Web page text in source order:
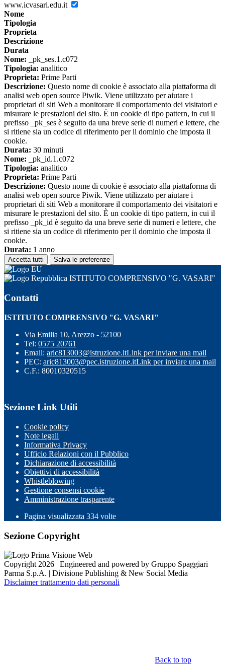
www.icvasari.edu.it
Nome
Tipologia
Proprieta
Descrizione
Durata
Nome: _pk_ses.1.c072
Tipologia: analitico
Proprieta: Prime Parti
Descrizione: Questo nome di cookie è associato alla piattaforma di
analisi web open source Piwik. Viene utilizzato per aiutare i
proprietari di siti Web a monitorare il comportamento dei visitatori e
misurare le prestazioni del sito. È un cookie di tipo pattern, in cui il
prefisso _pk_ses è seguito da una breve serie di numeri e lettere, che
si ritiene sia un codice di riferimento per il dominio che imposta il
cookie.
Durata: 30 minuti
Nome: _pk_id.1.c072
Tipologia: analitico
Proprieta: Prime Parti
Descrizione: Questo nome di cookie è associato alla piattaforma di
analisi web open source Piwik. Viene utilizzato per aiutare i
proprietari di siti Web a monitorare il comportamento dei visitatori e
misurare le prestazioni del sito. È un cookie di tipo pattern, in cui il
prefisso _pk_id è seguito da una breve serie di numeri e lettere, che
si ritiene sia un codice di riferimento per il dominio che imposta il
cookie.
Durata: 1 anno
Accetta tutti Salva le preferenze
ISTITUTO COMPRENSIVO "G. VASARI"
Contatti
ISTITUTO COMPRENSIVO "G. VASARI"
Via Emilia 10, Arezzo - 52100
Tel: 0575 20761
Email: aric813003@istruzione.itLink per inviare una mail
PEC: aric813003@pec.istruzione.itLink per inviare una mail
C.F.: 80010320515
Sezione Link Utili
Cookie policy
Note legali
Informativa Privacy
Ufficio Relazioni con il Pubblico
Dichiarazione di accessibilità
Obiettivi di accessibilità
Whistleblowing
Gestione consensi cookie
Amministrazione trasparente
Pagina visualizzata 334 volte
Sezione Copyright
Copyright 2026 | Engineered and powered by Gruppo Spaggiari
Parma S.p.A. | Divisione Publishing & New Social Media
Disclaimer trattamento dati personali
Back to top